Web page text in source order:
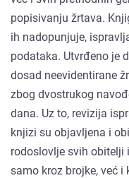
popisivanju žrtava.
ih nadopunjuje,
podataka. Utvrđeno je
dosad neevidentirane
zbog dvostrukog
dana. Uz to, revizija
knjizi su objavljena i
rodoslovlje svih obitelji
samo kroz brojke, već i